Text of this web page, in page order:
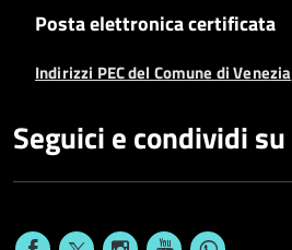
Posta elettronica certificata
Indirizzi PEC del Comune di Venezia
Seguici e condividi su